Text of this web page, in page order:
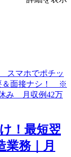
！最短翌
務｜月